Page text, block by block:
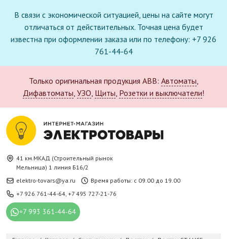
В связи с экономической ситуацией, цены на сайте могут
отличаться от действительных. Точная цена будет
известна при оформлении заказа или по телефону: +7 926
761-44-64
Только оригинальная продукция ABB: Автоматы,
Дифавтоматы, УЗО, Щиты, Розетки и выключатели!
41 км.МКАД (Строительный рынок
Мельница) 1 линия Б16/2
elektro-tovars@ya.ru
Время работы: с 09.00 до 19.00
+7 926 761-44-64, +7 495 727-21-76
+7 993 361-44-64